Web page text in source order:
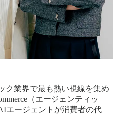
ク業界で最も熱い視線を集め
（エージェンティッ
エージェントが消費者の代